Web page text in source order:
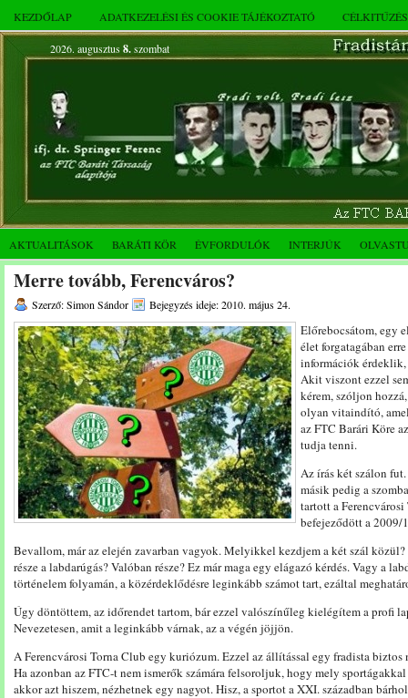
KEZDŐLAP ADATKEZELÉSI ÉS COOKIE TÁJÉKOZTATÓ
2026. augusztus 8.szombat
AKTUALITÁSOK BARÁTI KÖR ÉVFORDULÓK INTERJÚK
Merre tovább, Ferencváros?
Szerző: Simon Sándor Bejegyzés ideje: 2010. május 24.
Előrebocsátom, egy
élet forgatagában
információk
Akit viszont ezzel
kérem, szóljon
olyan vitaindító,
az FTC Barári Köre
tudja tenni.
Az írás két szálon
másik pedig a
tartott a Ferencvárosi
befejeződött a 2009/
Bevallom, már az elején zavarban vagyok. Melyikkel kezdjem a két szál
része a labdarúgás? Valóban része? Ez már maga egy elágazó kérdés. Vagy a
történelem folyamán, a közérdeklődésre leginkább számot tart, ezáltal
Úgy döntöttem, az időrendet tartom, bár ezzel valószínűleg kielégítem a profi
Nevezetesen, amit a leginkább várnak, az a végén jöjjön.
A Ferencvárosi Torna Club egy kuriózum. Ezzel az állítással egy fradista
Ha azonban az FTC-t nem ismerők számára felsoroljuk, hogy mely
akkor azt hiszem, nézhetnek egy nagyot. Hisz, a sportot a XXI. században